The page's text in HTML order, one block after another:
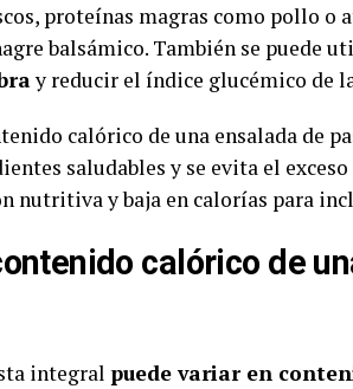
proteínas magras como pollo o
balsámico. También se puede
y reducir el índice glucémico de
calórico de una ensalada de
saludables y se evita el exceso
nutritiva y baja en calorías para
calórico de
integral puede variar en